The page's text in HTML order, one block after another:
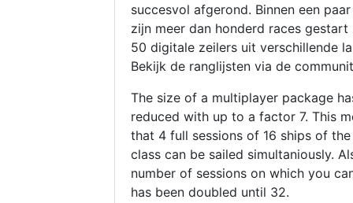
succesvol afgerond. Binnen een
zijn meer dan honderd races gestart
50 digitale zeilers uit verschillende
Bekijk de ranglijsten via de
The size of a multiplayer package
reduced with up to a factor 7. This
that 4 full sessions of 16 ships of
class can be sailed simultaniously.
number of sessions on which you
has been doubled until 32.